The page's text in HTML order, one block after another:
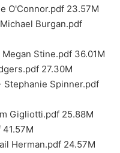
O'Connor.pdf 23.57M
Burgan.pdf
Stine.pdf 36.01M
27.30M
Stephanie Spinner.pdf
Gigliotti.pdf 25.88M
Herman.pdf 24.57M